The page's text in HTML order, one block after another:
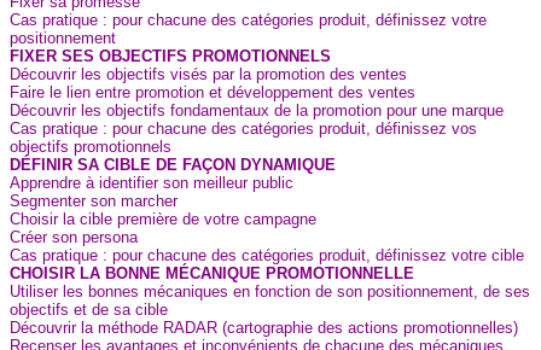
Cas pratique : pour chacune des catégories produit, définissez votre
positionnement
FIXER SES OBJECTIFS PROMOTIONNELS
Découvrir les objectifs visés par la promotion des ventes
Faire le lien entre promotion et développement des ventes
Découvrir les objectifs fondamentaux de la promotion pour une marque
Cas pratique : pour chacune des catégories produit, définissez vos
objectifs promotionnels
DÉFINIR SA CIBLE DE FAÇON DYNAMIQUE
Apprendre à identifier son meilleur public
Segmenter son marcher
Choisir la cible première de votre campagne
Créer son persona
Cas pratique : pour chacune des catégories produit, définissez votre cible
CHOISIR LA BONNE MÉCANIQUE PROMOTIONNELLE
Utiliser les bonnes mécaniques en fonction de son positionnement, de ses
objectifs et de sa cible
Découvrir la méthode RADAR (cartographie des actions promotionnelles)
Recenser les avantages et inconvénients de chacune des mécaniques